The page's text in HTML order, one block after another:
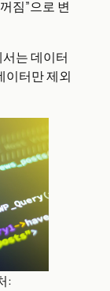
짐”으로 변
는 데이터
이터만 제외
: